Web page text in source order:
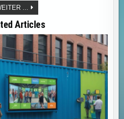
... EFFIZIENTE
SOFTWAREENTWICKLUNG:
AGILE
METHODEN
UND
MODERNE
TECHNOLOGIEN
ALS
SCHLÜSSEL
ZU
UND
ERFOLG!
Articles